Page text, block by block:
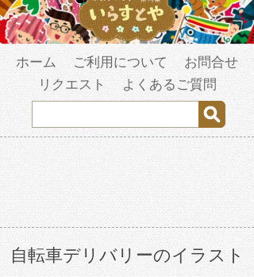
ホーム ご利用について
お問合せ
リクエスト
よくあるご質問
自転車デリバリーのイラスト